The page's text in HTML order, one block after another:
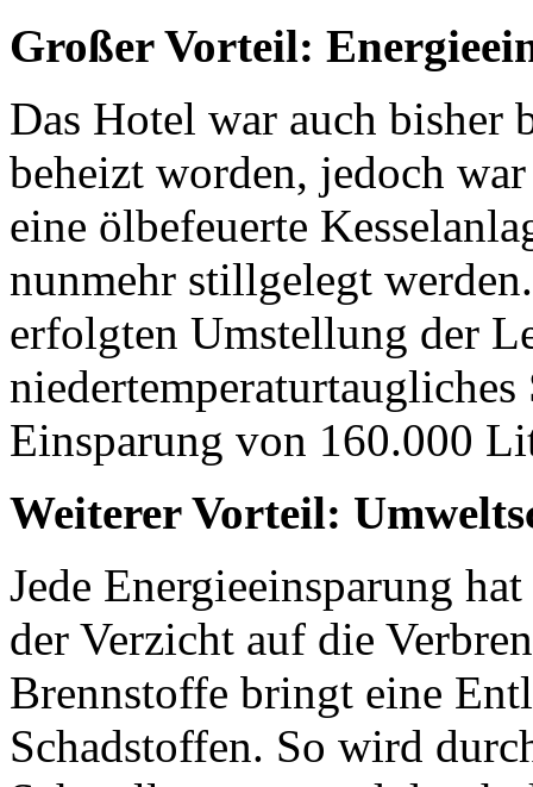
Großer Vorteil:
Das Hotel war auch bisher
beheizt worden, jedoch
eine ölbefeuerte
nunmehr stillgelegt
erfolgten Umstellung der
Einsparung von 160.000
Weiterer Vorteil:
Jede Energieeinsparung
der Verzicht auf die
Brennstoffe bringt eine
Schadstoffen. So wird